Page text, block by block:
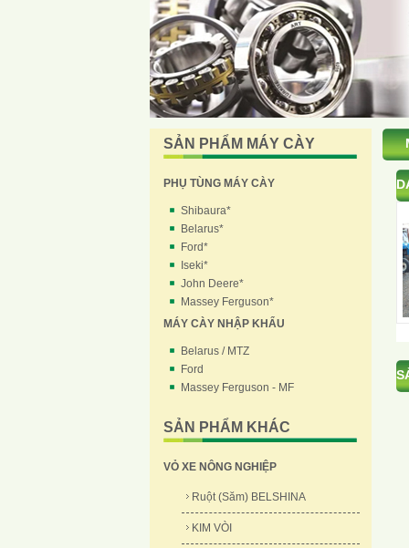
SẢN PHẨM MÁY CÀY
PHỤ TÙNG MÁY CÀY
Shibaura*
Belarus*
Ford*
Iseki*
John Deere*
Massey Ferguson*
MÁY CÀY NHẬP KHẨU
Belarus / MTZ
Ford
Massey Ferguson - MF
SẢN PHẨM KHÁC
VỎ XE NÔNG NGHIỆP
Ruột (Săm) BELSHINA
KIM VÒI